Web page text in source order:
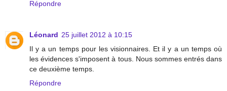
Répondre
Léonard 25 juillet 2012 à 10:15
Il y a un temps pour les visionnaires. Et il y a un temps où
les évidences s'imposent à tous. Nous sommes entrés dans
ce deuxième temps.
Répondre